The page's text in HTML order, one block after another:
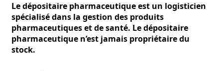
Le dépositaire pharmaceutique est un logisticien
spécialisé dans la gestion des produits
pharmaceutiques et de santé. Le dépositaire
pharmaceutique n’est jamais propriétaire du
stock.